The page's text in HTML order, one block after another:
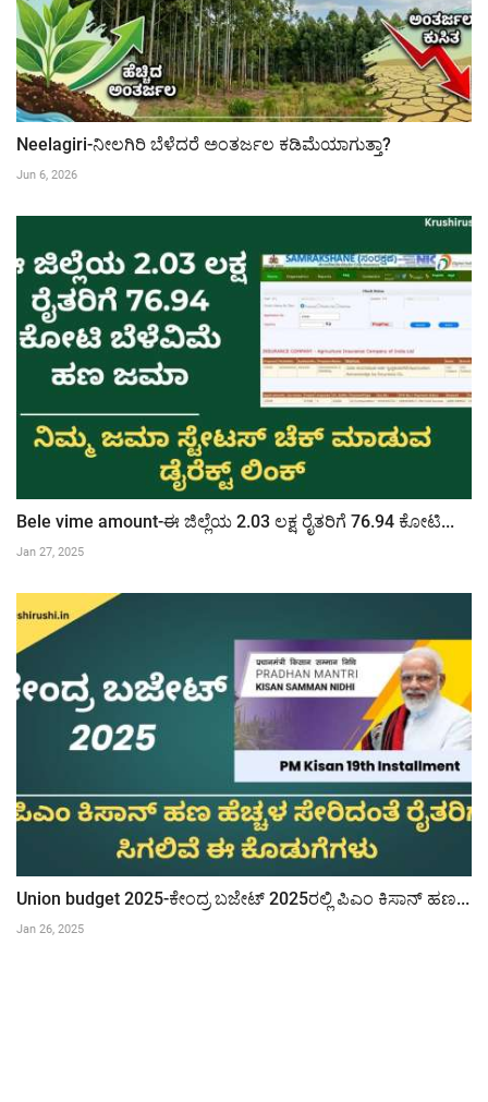
Neelagiri-ನೀಲಗಿರಿ ಬೆಳೆದರೆ ಅಂತರ್ಜಲ ಕಡಿಮೆಯಾಗುತ್ತಾ?
Jun 6, 2026
Bele vime amount-ಈ ಜಿಲ್ಲೆಯ 2.03 ಲಕ್ಷ ರೈತರಿಗೆ 76.94 ಕೋಟಿ...
Jan 27, 2025
Union budget 2025-ಕೇಂದ್ರ ಬಜೇಟ್ 2025ರಲ್ಲಿ ಪಿಎಂ ಕಿಸಾನ್ ಹಣ...
Jan 26, 2025